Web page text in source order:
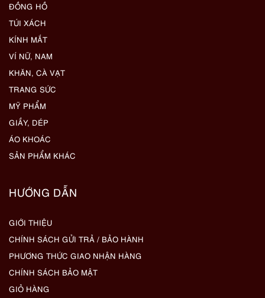
ĐỒNG HỒ
TÚI XÁCH
KÍNH MẮT
VÍ NỮ, NAM
KHĂN, CÀ VẠT
TRANG SỨC
MỸ PHẨM
GIẦY, DÉP
ÁO KHOÁC
SẢN PHẨM KHÁC
HƯỚNG DẪN
GIỚI THIỆU
CHÍNH SÁCH GỬI TRẢ / BẢO HÀNH
PHƯƠNG THỨC GIAO NHẬN HÀNG
CHÍNH SÁCH BẢO MẬT
GIỎ HÀNG